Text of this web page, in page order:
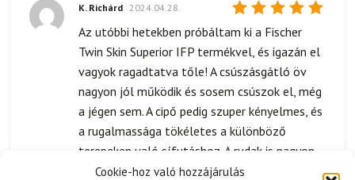
Cookie-hoz való hozzájárulás
Értékelés:
K. Richárd 2024.04.28.
Az utóbbi hetekben próbáltam ki a Fischer
Twin Skin Superior IFP termékvel, és igazán el
vagyok ragadtatva tőle! A csúszásgátló öv
nagyon jól működik és sosem csúszok el, még
a jégen sem. A cipő pedig szuper kényelmes, és
a rugalmassága tökéletes a különböző
terepeken való sífutáshoz. A rudak is nagyon
stabilak, jól bírják a strapát. Egyedül az ár, ami